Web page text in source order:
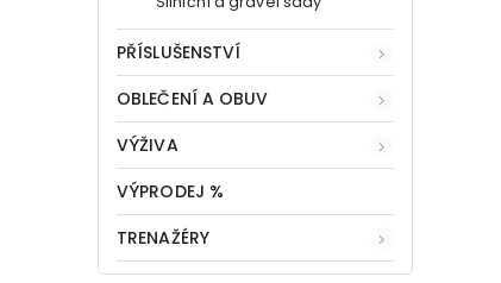
PŘÍSLUŠENSTVÍ
OBLEČENÍ A OBUV
VÝŽIVA
VÝPRODEJ %
TRENAŽÉRY